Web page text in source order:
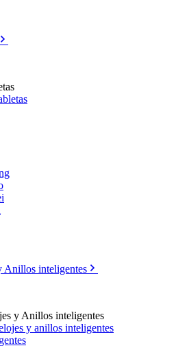
Anillos inteligentes
y Anillos inteligentes
y anillos inteligentes